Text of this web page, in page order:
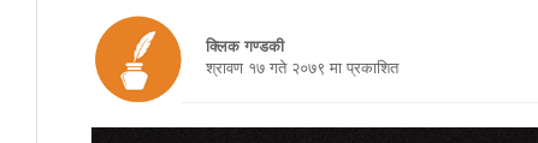
क्लिक गण्डकी
श्रावण १७ गते २०७९ मा प्रकाशित